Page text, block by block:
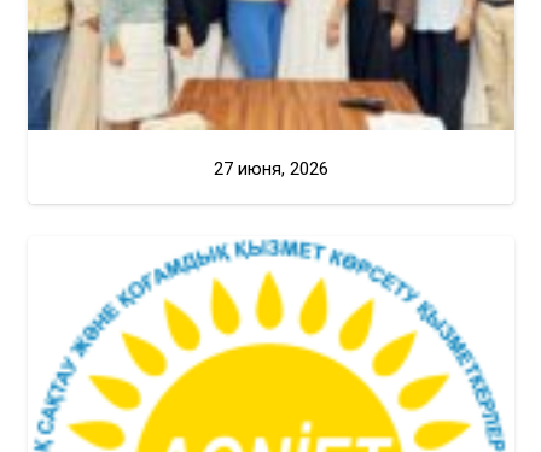
27 июня, 2026